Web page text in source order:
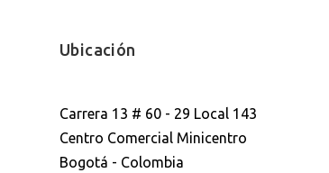
Ubicación
Carrera 13 # 60 - 29 Local 143
Centro Comercial Minicentro
Bogotá - Colombia